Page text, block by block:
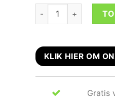
Style Wars shirt aantal
KLIK HIER OM
Gratis